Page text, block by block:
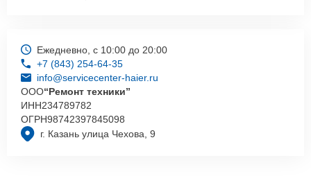
г. Казань улица Чехова, 9
Ежедневно, с 10:00 до 20:00
+7 (843) 254-64-35
info@servicecenter-haier.ru
ООО“Ремонт техники”
ИНН234789782
ОГРН98742397845098